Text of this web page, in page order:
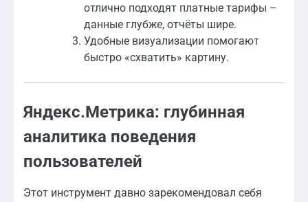
отлично подходят платные тарифы –
данные глубже, отчёты шире.
Удобные визуализации помогают
быстро «схватить» картину.
Яндекс.Метрика: глубинная
аналитика поведения
пользователей
Этот инструмент давно зарекомендовал себя